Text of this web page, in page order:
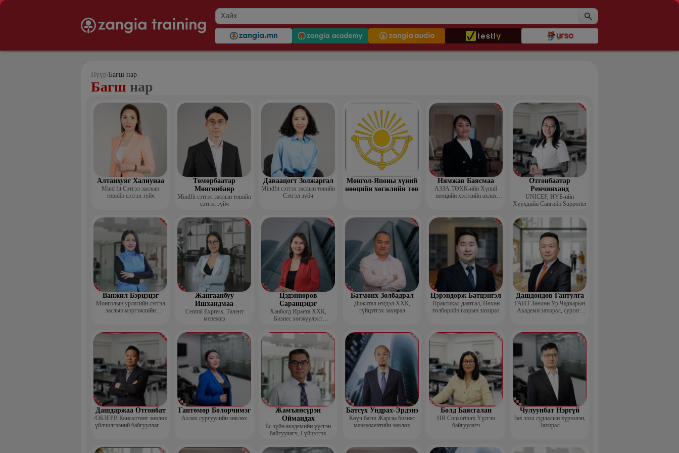
Нүүр/Багш нар
Багш нар
Алтанхуяг Халиунаа
Mind fit Сэтгэл заслын
төвийн сэтгэл зүйч
Төмөрбаатар
Мөнгөнбаяр
Mindfit сэтгэл заслын төвийн
сэтгэл зүйч
Даваацогт Золжаргал
Mindfit сэтгэл заслын төвийн
Сэтгэл зүйч
Монгол-Японы хүний
нөөцийн хөгжлийн төв
Нямжав Баясмаа
АЗЗА ТӨХК-ийн Хүний
нөөцийн хэлтсийн ахлах
Отгонбаатар
Ренчинханд
UNIСЕF, НҮБ-ийн
Хүүхдийн Сангийн Supporter
Ванжил Бэрцэцэг
Монголын урлагийн сэтгэл
заслын мэргэжлийн
Жангаанбуу
Ишхандмаа
Central Express, Талент
менежер
Цэдэнноров
Саранцэцэг
Ханбогд Ираета ХХК,
Бизнес хөгжүүлэлт
Батмөнх Золбадрал
Дижитал нэгдэл ХХК,
гүйцэтгэх захирал
Цэрэндорж Батцэнгэл
Практикал даатгал, Нөхөн
төлбөрийн газрын захирал
Дашдондов Гантулга
ГАНТ Зөөлөн Ур Чадварын
Академи захирал, сургагч
Дашдаржаа Отгонбат
/ОБЗЕРВ Консалтинг зөвлөх
үйлчилгээний байгууллагын
Гантөмөр Болорчимэг
Ахлах сургуулийн зөвлөх
Жамъянсүрэн
Оймандах
Ёс зүйн академийн үүсгэн
байгуулагч, Гүйцэтгэх
Батсүх Ундрах-Эрдэнэ
Көүч багш Жаргаа бизнес
менежментийн зөвлөх
Болд Баясгалан
HR Consortium Үүсгэн
байгуулагч
Чулуунбат Нэргүй
Зах зээл судлалын хүрээлэн,
Захирал